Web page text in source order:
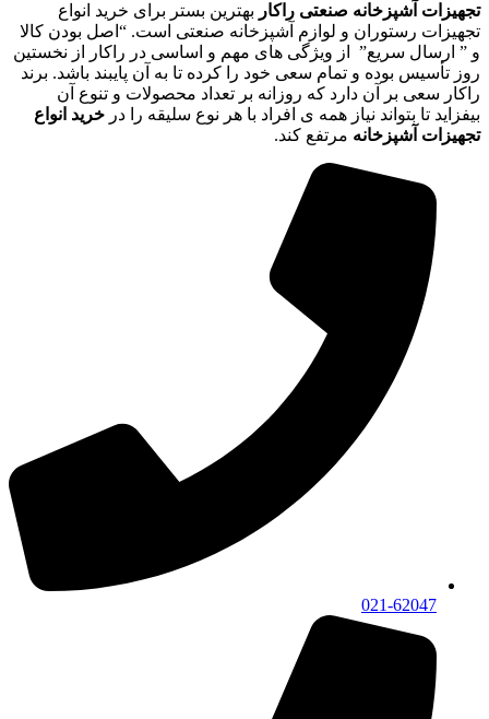
تجهیزات آشپزخانه صنعتی راکار بهترین بستر برای خرید انواع
تجهیزات رستوران و لوازم آشپزخانه صنعتی است. “اصل بودن کالا
و ” ارسال سریع” از ویژگی های مهم و اساسی در راکار از نخستین
روز تأسیس بوده و تمام سعی خود را کرده تا به آن پایبند باشد. برند
راکار سعی بر آن دارد که روزانه بر تعداد محصولات و تنوع آن
بیفزاید تا بتواند نیاز همه ی افراد با هر نوع سلیقه را در خرید انواع
تجهیزات آشپزخانه مرتفع کند.
021-62047